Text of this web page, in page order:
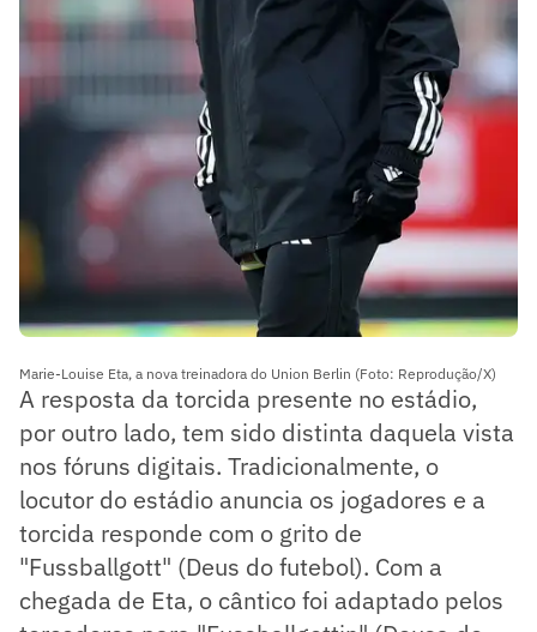
Marie-Louise Eta, a nova treinadora do Union Berlin (Foto: Reprodução/X)
A resposta da torcida presente no estádio,
por outro lado, tem sido distinta daquela vista
nos fóruns digitais. Tradicionalmente, o
locutor do estádio anuncia os jogadores e a
torcida responde com o grito de
"Fussballgott" (Deus do futebol). Com a
chegada de Eta, o cântico foi adaptado pelos